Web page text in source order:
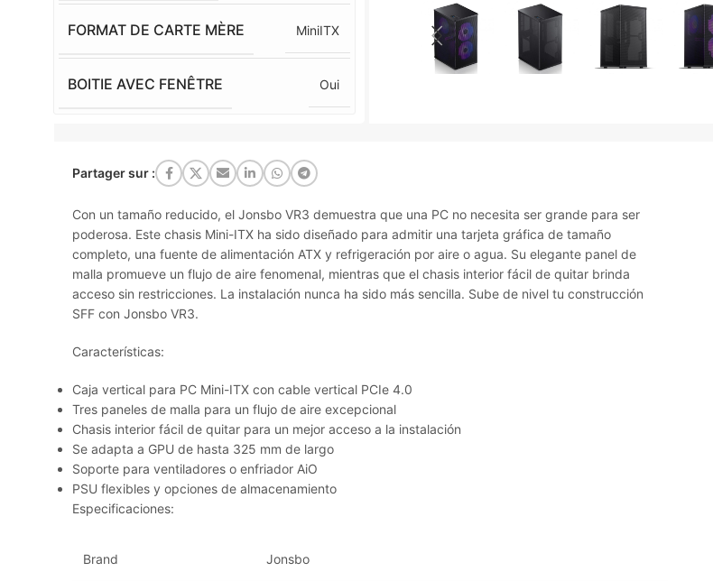
FORMAT DE CARTE MÈRE MiniITX
BOITIE AVEC FENÊTRE Oui
Partager sur :
Con un tamaño reducido, el Jonsbo VR3 demuestra que una PC no necesita ser grande para ser
poderosa. Este chasis Mini-ITX ha sido diseñado para admitir una tarjeta gráfica de tamaño
completo, una fuente de alimentación ATX y refrigeración por aire o agua. Su elegante panel de
malla promueve un flujo de aire fenomenal, mientras que el chasis interior fácil de quitar brinda
acceso sin restricciones. La instalación nunca ha sido más sencilla. Sube de nivel tu construcción
SFF con Jonsbo VR3.
Características:
Caja vertical para PC Mini-ITX con cable vertical PCIe 4.0
Tres paneles de malla para un flujo de aire excepcional
Chasis interior fácil de quitar para un mejor acceso a la instalación
Se adapta a GPU de hasta 325 mm de largo
Soporte para ventiladores o enfriador AiO
PSU flexibles y opciones de almacenamiento
Especificaciones:
Brand Jonsbo